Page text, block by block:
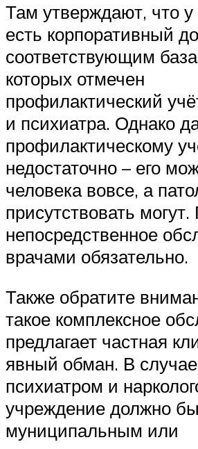
Там утверждают, что у
есть корпоративный
соответствующим
которых отмечен
профилактический
и психиатра. Однако
профилактическому
недостаточно – его
человека вовсе, а
присутствовать
непосредственное
врачами обязательно.
Также обратите
такое комплексное
предлагает частная
явный обман. В
психиатром и
учреждение должно
муниципальным или